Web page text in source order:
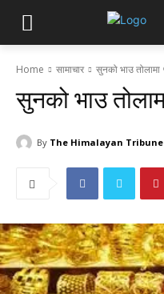
Home सामाचार सुनको भाउ
सुनको भाउ
By The Himalayan Tribune